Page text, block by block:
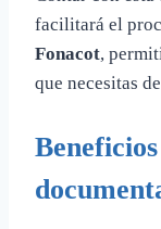
facilitará el
Fonacot,
que necesitas